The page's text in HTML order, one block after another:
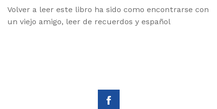
Volver a leer este libro ha sido como encontrarse con
un viejo amigo, leer de recuerdos y español